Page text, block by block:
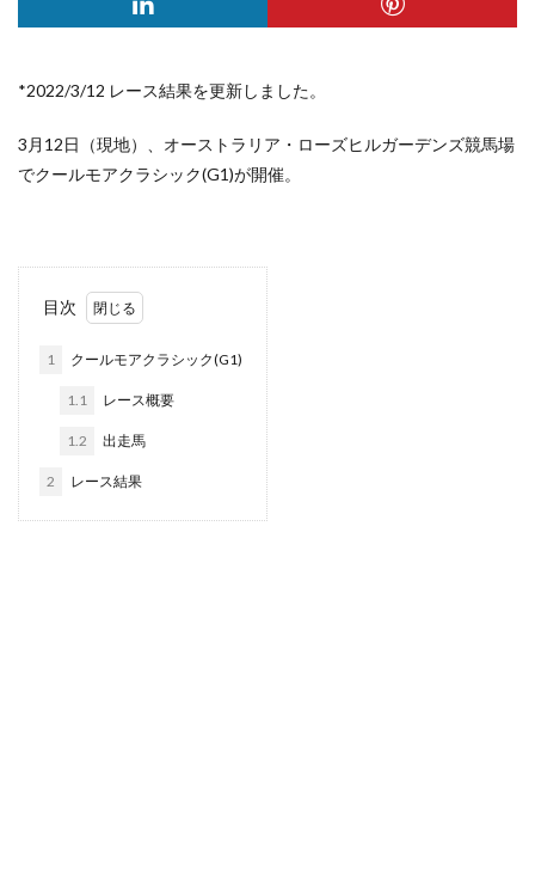
*2022/3/12 レース結果を更新しました。
3月12日（現地）、オーストラリア・ローズヒルガーデンズ競馬場
でクールモアクラシック(G1)が開催。
目次
1 クールモアクラシック(G1)
1.1 レース概要
1.2 出走馬
2 レース結果